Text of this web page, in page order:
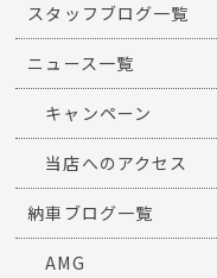
スタッフブログ一覧
ニュース一覧
キャンペーン
当店へのアクセス
納車ブログ一覧
AMG